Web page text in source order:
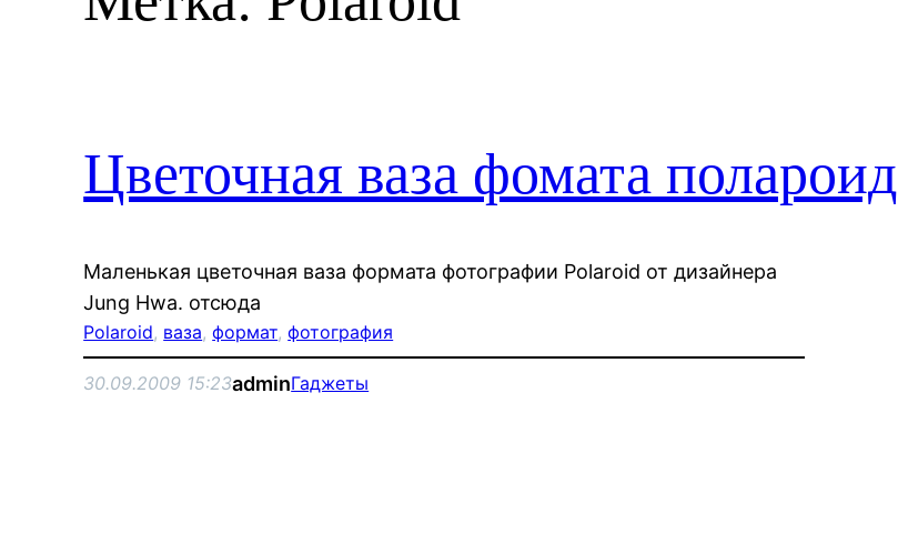
Цветочная ваза фомата полароид
Маленькая цветочная ваза формата фотографии Polaroid от дизайнера
Jung Hwa. отсюда
Polaroid, ваза, формат, фотография
30.09.2009 15:23adminГаджеты